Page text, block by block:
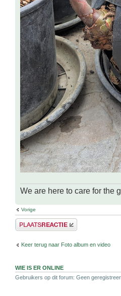
We are here to care for the
Vorige
Plaats een reactie
Keer terug naar Foto album en video
WIE IS ER ONLINE
Gebruikers op dit forum: Geen